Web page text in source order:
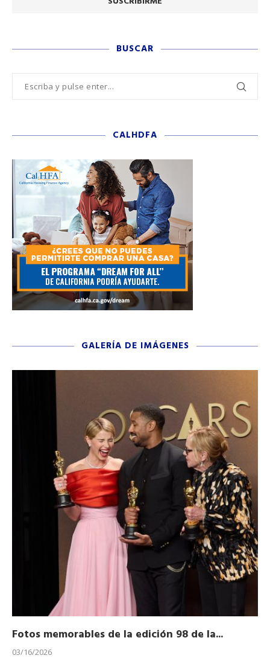
BUSCAR
CALHDFA
GALERÍA DE IMÁGENES
Fotos memorables de la edición 98 de la...
03/16/2026